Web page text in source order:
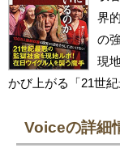
界
の
現
かび上がる「21世
Voiceの詳細